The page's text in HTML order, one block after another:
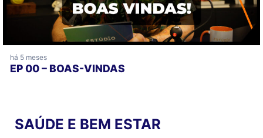
há 5 meses
EP 00 – BOAS-VINDAS
SAÚDE E BEM ESTAR